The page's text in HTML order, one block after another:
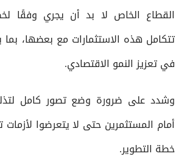
القطاع الخاص لا بد أن يجري وفقًا
تتكامل هذه الاستثمارات مع بعضها،
في تعزيز النمو الاقتصادي.
وشدد على ضرورة وضع تصور كامل
أمام المستثمرين حتى لا يتعرضوا
خطة التطوير.